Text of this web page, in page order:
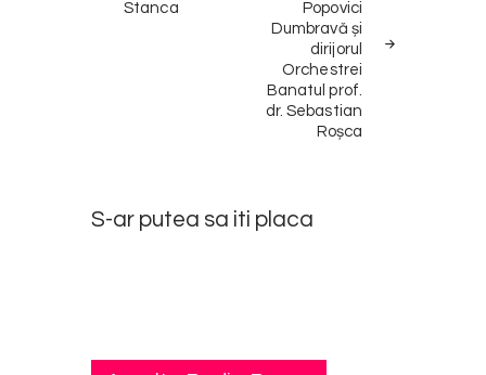
Stanca
Popovici
Dumbravă și
dirijorul
Orchestrei
Banatul prof.
dr. Sebastian
Roșca
S-ar putea sa iti placa
ZILEI
folclorului